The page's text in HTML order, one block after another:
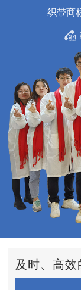
织带商
及时、高效